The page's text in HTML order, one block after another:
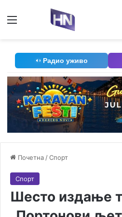
Радио уживо
Почетна /Спорт
Спорт
Шесто издање